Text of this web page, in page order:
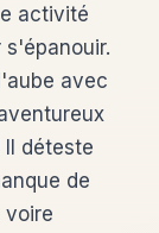
activité
avec
déteste
de
voire